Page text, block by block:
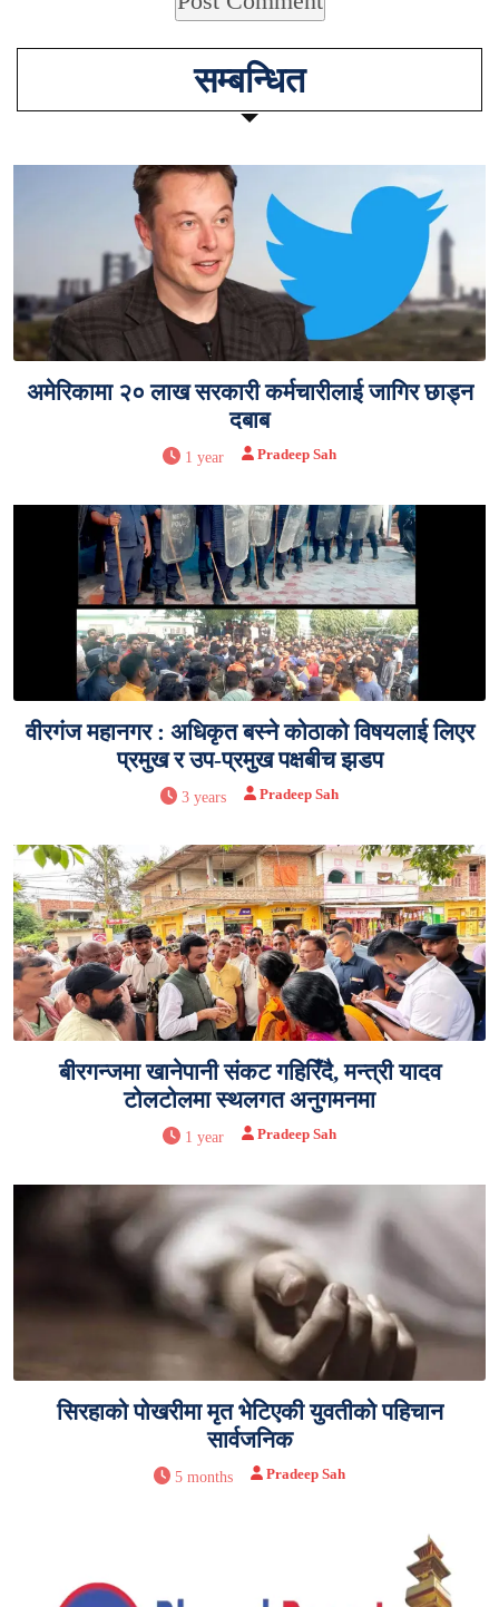
सम्बन्धित
अमेरिकामा २० लाख सरकारी कर्मचारीलाई जागिर छाड्न
दबाब
1 year Pradeep Sah
वीरगंज महानगर : अधिकृत बस्ने कोठाको विषयलाई लिएर
प्रमुख र उप-प्रमुख पक्षबीच झडप
3 years Pradeep Sah
बीरगन्जमा खानेपानी संकट गहिरिँदै, मन्त्री यादव
टोलटोलमा स्थलगत अनुगमनमा
1 year Pradeep Sah
सिरहाको पोखरीमा मृत भेटिएकी युवतीको पहिचान
सार्वजनिक
5 months Pradeep Sah